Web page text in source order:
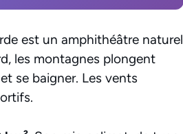
est un amphithéâtre naturel
les montagnes plongent
se baigner. Les vents